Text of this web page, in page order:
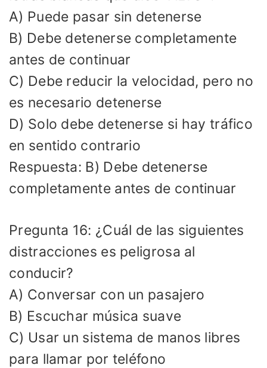
A) Puede pasar sin detenerse
B) Debe detenerse completamente
antes de continuar
C) Debe reducir la velocidad, pero no
es necesario detenerse
D) Solo debe detenerse si hay tráfico
en sentido contrario
Respuesta: B) Debe detenerse
completamente antes de continuar
Pregunta 16: ¿Cuál de las siguientes
distracciones es peligrosa al
conducir?
A) Conversar con un pasajero
B) Escuchar música suave
C) Usar un sistema de manos libres
para llamar por teléfono